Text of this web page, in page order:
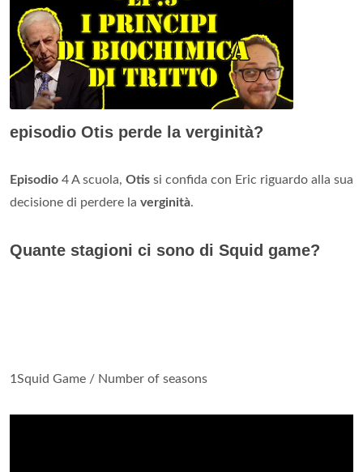
episodio Otis perde la verginità?
Episodio 4 A scuola, Otis si confida con Eric riguardo alla sua
decisione di perdere la verginità.
Quante stagioni ci sono di Squid game?
1Squid Game / Number of seasons